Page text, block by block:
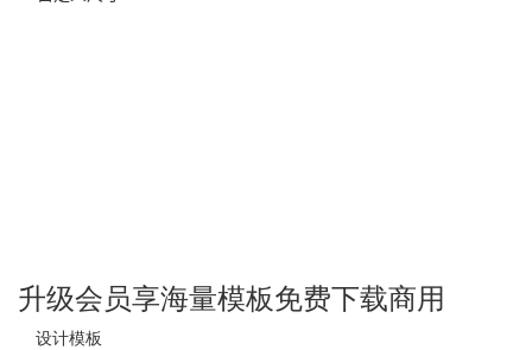
升级会员享海量模板免费下载商用
设计模板